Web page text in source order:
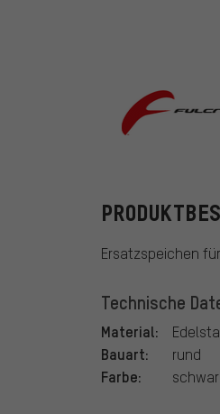
Ersatzspeichen
Technische
Material:
Bauart: rund
Farbe: